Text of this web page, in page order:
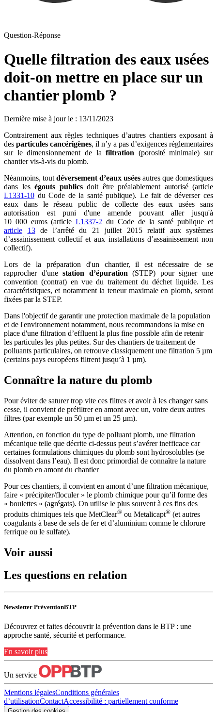
Question-Réponse
Quelle filtration des eaux usées
doit-on mettre en place sur un
chantier plomb ?
Dernière mise à jour le : 13/11/2023
Contrairement aux règles techniques d’autres chantiers exposant à
des particules cancérigènes, il n’y a pas d’exigences réglementaires
sur le dimensionnement de lafiltration (porosité minimale) sur
chantier vis-à-vis du plomb.
Néanmoins, tout déversement d’eaux usées autres que domestiques
dans les égouts publicsdoit être préalablement autorisé (article
L1331-10 du Code de la santé publique). Le fait de déverser ces
eaux dans le réseau public de collecte des eaux usées sans
autorisation est puni d'une amende pouvant aller jusqu'à
10 000 euros (articleL1337-2 du Code de la santé publique et
article
13de l’arrêté du 21 juillet 2015 relatif aux systèmes
d’assainissement collectif et aux installations d’assainissement non
collectif).
Lors de la préparation d'un chantier, il est nécessaire de se
rapprocher d'unestation d’épuration (STEP) pour signer une
convention (contrat) en vue du traitement du déchet liquide. Les
caractéristiques, et notamment la teneur maximale en plomb, seront
fixées par la STEP.
Dans l'objectif de garantir une protection maximale de la population
et de l'environnement notamment, nous recommandons la mise en
place d'une filtration d’effluent la plus fine possible afin de retenir
les particules les plus petites. Sur des chantiers de traitement de
polluants particulaires, on retrouve classiquement une filtration 5 µm
(certains pays européens filtrent jusqu’à 1 µm).
Connaître la nature du plomb
Pour éviter de saturer trop vite ces filtres et avoir à les changer sans
cesse, il convient de préfiltrer en amont avec un, voire deux autres
filtres (par exemple un 50 µm et un 25 µm).
Attention, en fonction du type de polluant plomb, une filtration
mécanique telle que décrite ci-dessus peut s’avérer inefficace car
certaines formulations chimiques du plomb sont hydrosolubles (se
dissolvent dans l’eau). Il est donc primordial de connaître la nature
du plomb en amont du chantier
Pour ces chantiers, il convient en amont d’une filtration mécanique,
faire « précipiter/floculer » le plomb chimique pour qu’il forme des
« boulettes » (agrégats). On utilise le plus souvent à ces fins des
produits chimiques tels que MetClear® ou Metalicapt® (et autres
coagulants à base de sels de fer et d’aluminium comme le chlorure
ferrique ou le sulfate).
Voir aussi
Les questions en relation
Newsletter PréventionBTP
Découvrez et faites découvrir la prévention dans le BTP : une
approche santé, sécurité et performance.
En savoir plus
Un service
Mentions légalesConditions générales
d’utilisationContactAccessibilité : partiellement conforme